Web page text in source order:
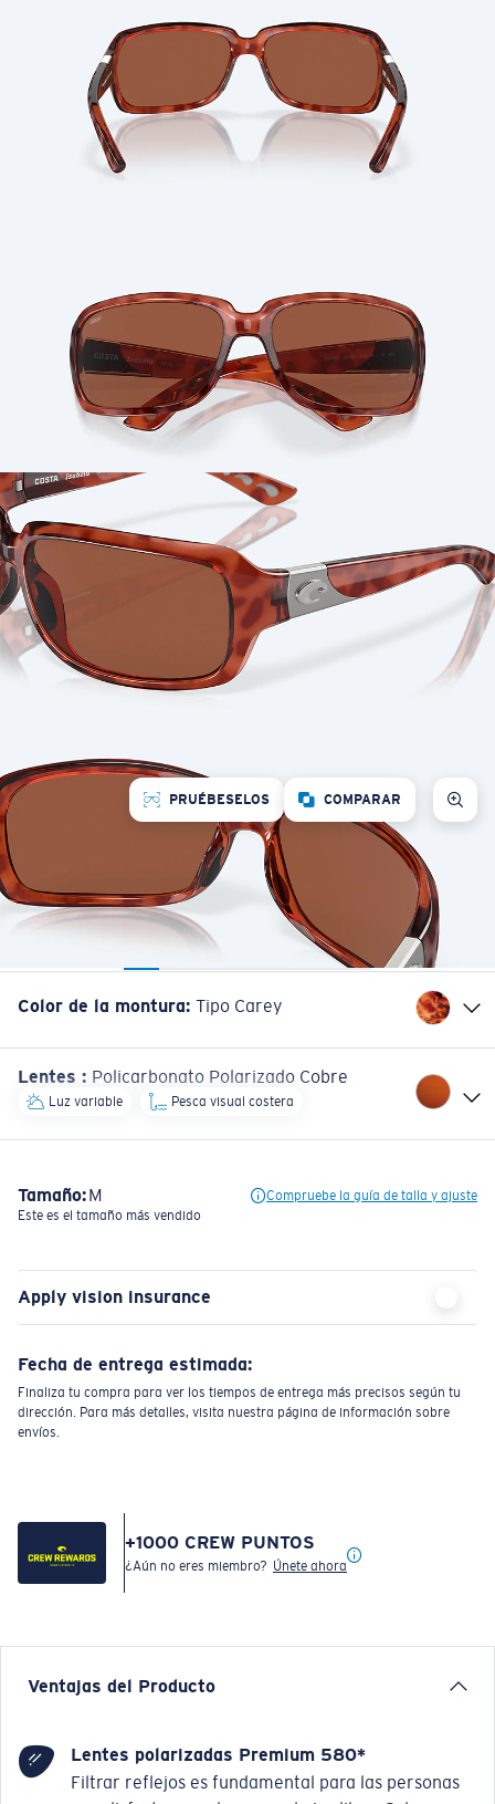
PRUÉBESELOS COMPARAR
Color de la montura: Tipo Carey
Lentes : Policarbonato Polarizado Cobre
Luz variable Pesca visual costera
Tamaño:M
Compruebe la guía de talla y ajuste
Este es el tamaño más vendido
Apply vision insurance
Fecha de entrega estimada:
Finaliza tu compra para ver los tiempos de entrega más precisos según tu
dirección. Para más detalles, visita nuestra página de información sobre
envíos.
+1000 CREW PUNTOS
¿Aún no eres miembro? Únete ahora
Ventajas del Producto
Lentes polarizadas Premium 580*
Filtrar reflejos es fundamental para las personas